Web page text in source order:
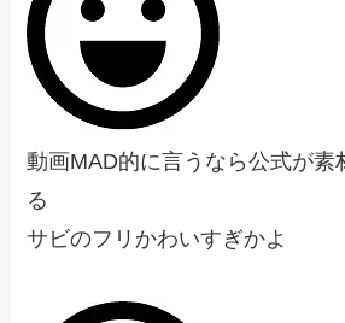
動画MAD的に言うなら公式が素
る
サビのフリかわいすぎかよ